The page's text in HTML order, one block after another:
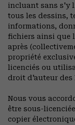
incluant sans s'y
tous les dessins,
informations,
fichiers ainsi que
après
propriété
licenciés ou
droit d'auteur des
Nous vous
être sous-
copier